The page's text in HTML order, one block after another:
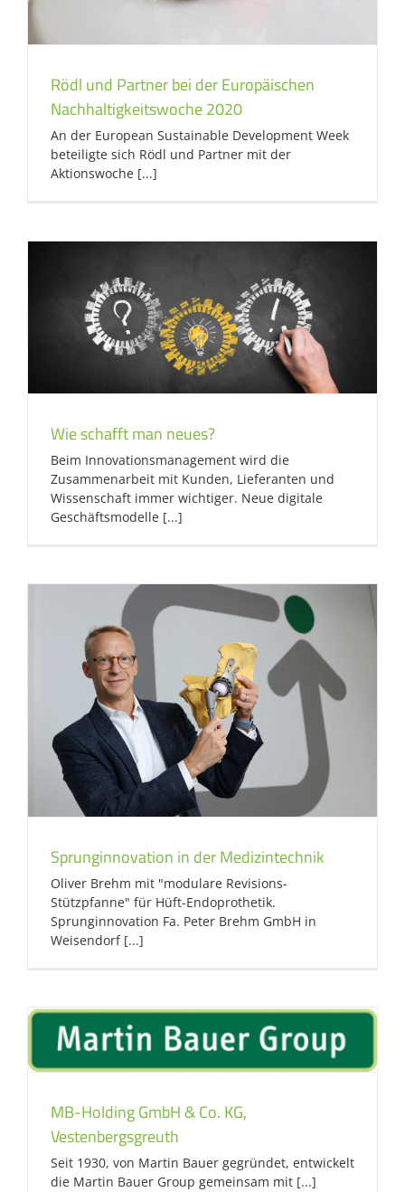
Rödl und Partner bei der Europäischen
Nachhaltigkeitswoche 2020
An der European Sustainable Development Week
beteiligte sich Rödl und Partner mit der
Aktionswoche [...]
Wie schafft man neues?
Beim Innovationsmanagement wird die
Zusammenarbeit mit Kunden, Lieferanten und
Wissenschaft immer wichtiger. Neue digitale
Geschäftsmodelle [...]
Sprunginnovation in der Medizintechnik
Oliver Brehm mit "modulare Revisions-
Stützpfanne" für Hüft-Endoprothetik.
Sprunginnovation Fa. Peter Brehm GmbH in
Weisendorf [...]
MB-Holding GmbH & Co. KG,
Vestenbergsgreuth
Seit 1930, von Martin Bauer gegründet, entwickelt
die Martin Bauer Group gemeinsam mit [...]